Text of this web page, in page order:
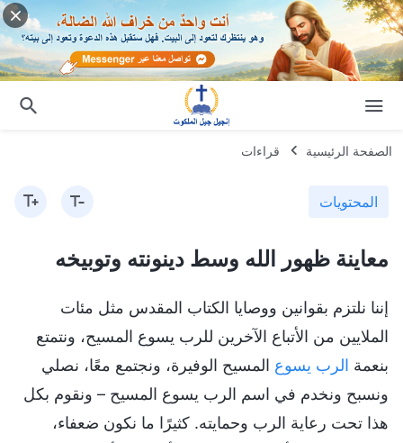
الصفحة الرئيسية قراءات
المحتويات
معاينة ظهور الله وسط دينونته وتوبيخه
إننا نلتزم بقوانين ووصايا الكتاب المقدس مثل مئات
الملايين من الأتباع الآخرين للرب يسوع المسيح، ونتمتع
بنعمة الرب يسوع المسيح الوفيرة، ونجتمع معًا، نصلي
ونسبح ونخدم في اسم الرب يسوع المسيح – ونقوم بكل
هذا تحت رعاية الرب وحمايته. كثيرًا ما نكون ضعفاء،